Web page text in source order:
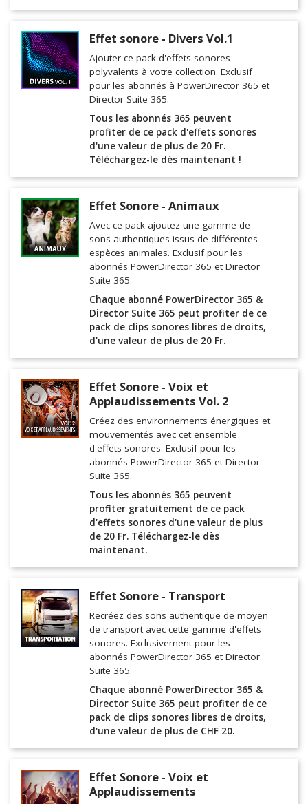
Effet sonore - Divers Vol.1
Ajouter ce pack d'effets sonores
polyvalents à votre collection. Exclusif
pour les abonnés à PowerDirector 365 et
Director Suite 365.
Tous les abonnés 365 peuvent
profiter de ce pack d'effets sonores
d'une valeur de plus de 20 Fr.
Téléchargez-le dès maintenant !
Effet Sonore - Animaux
Avec ce pack ajoutez une gamme de
sons authentiques issus de différentes
espèces animales. Exclusif pour les
abonnés PowerDirector 365 et Director
Suite 365.
Chaque abonné PowerDirector 365 &
Director Suite 365 peut profiter de ce
pack de clips sonores libres de droits,
d'une valeur de plus de 20 Fr.
Effet Sonore - Voix et
Applaudissements Vol. 2
Créez des environnements énergiques et
mouvementés avec cet ensemble
d'effets sonores. Exclusif pour les
abonnés PowerDirector 365 et Director
Suite 365.
Tous les abonnés 365 peuvent
profiter gratuitement de ce pack
d'effets sonores d'une valeur de plus
de 20 Fr. Téléchargez-le dès
maintenant.
Effet Sonore - Transport
Recréez des sons authentique de moyen
de transport avec cette gamme d'effets
sonores. Exclusivement pour les
abonnés PowerDirector 365 et Director
Suite 365.
Chaque abonné PowerDirector 365 &
Director Suite 365 peut profiter de ce
pack de clips sonores libres de droits,
d'une valeur de plus de CHF 20.
Effet Sonore - Voix et
Applaudissements